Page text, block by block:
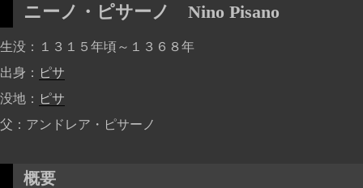
ニーノ・ピサーノ Nino Pisano
生没
１３１５年頃～１３６８年
出身
ピサ
没地
ピサ
父
アンドレア・ピサーノ
概要